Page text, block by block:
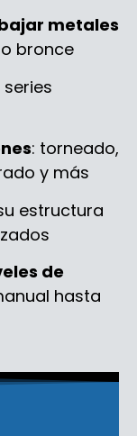
metales
bronce
series
: torneado,
y más
estructura
de
hasta